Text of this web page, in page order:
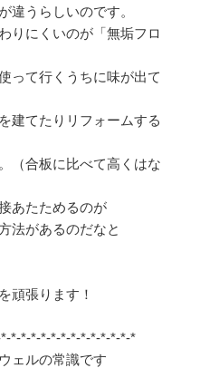
違うらしいのです。
りにくいのが「無垢フロ
って行くうちに味が出て
建てたりリフォームする
（合板に比べて高くはな
あたためるのが
法があるのだなと
頑張ります！
*-*-*-*-*-*-*-*-*-*-*-*-*
ェルの常識です